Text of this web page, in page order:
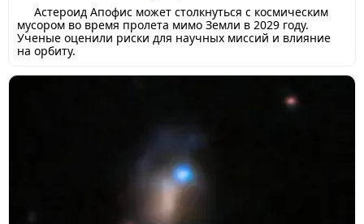
Астероид Апофис может столкнуться с космическим
мусором во время пролета мимо Земли в 2029 году.
Ученые оценили риски для научных миссий и влияние
на орбиту.